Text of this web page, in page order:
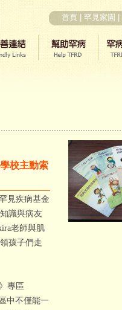
首頁 罕見家園
校主動索
見疾病基金
識與病友
老師與肌
孩子們走
專區
中不僅能一